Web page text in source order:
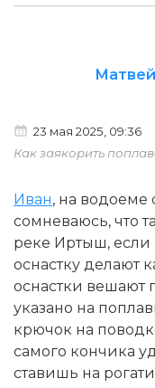
Матвей
23 мая 2025, 09:36
Как заякорить
Иван, на водоеме
сомневаюсь, что
реке Иртыш, если
оснастку делают
оснастки вешают
указано на
крючок на
самого кончика
ставишь на